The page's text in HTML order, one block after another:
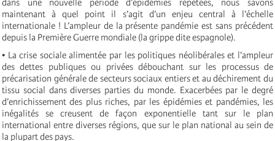
dans une nouvelle période d’épidémies répétées, nous savons
maintenant à quel point il s’agit d’un enjeu central à l’échelle
internationale ! L’ampleur de la présente pandémie est sans précédent
depuis la Première Guerre mondiale (la grippe dite espagnole).
• La crise sociale alimentée par les politiques néolibérales et l’ampleur
des dettes publiques ou privées débouchant sur les processus de
précarisation générale de secteurs sociaux entiers et au déchirement du
tissu social dans diverses parties du monde. Exacerbées par le degré
d’enrichissement des plus riches, par les épidémies et pandémies, les
inégalités se creusent de façon exponentielle tant sur le plan
international entre diverses régions, que sur le plan national au sein de
la plupart des pays.